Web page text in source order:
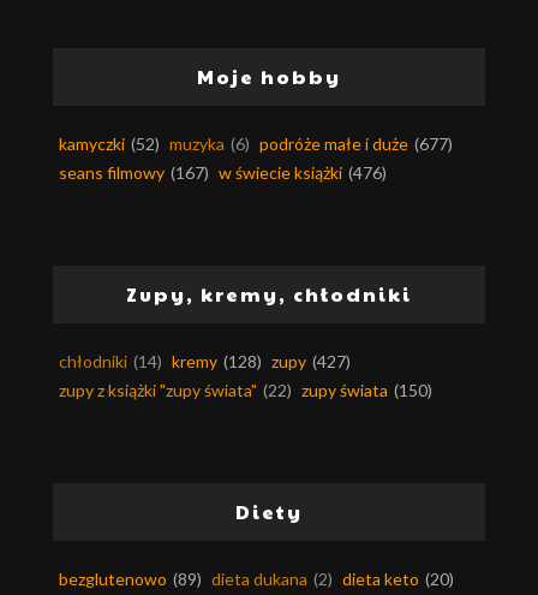
Moje hobby
kamyczki (52) muzyka (6) podróże małe i duże (677)
seans filmowy (167) w świecie książki (476)
Zupy, kremy, chłodniki
chłodniki (14) kremy (128) zupy (427)
zupy z książki "zupy świata" (22) zupy świata (150)
Diety
bezglutenowo (89) dieta dukana (2) dieta keto (20)